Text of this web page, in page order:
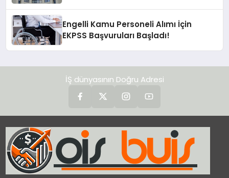
Engelli Kamu Personeli Alımı İçin
EKPSS Başvuruları Başladı!
İŞ dünyasının Doğru Adresi